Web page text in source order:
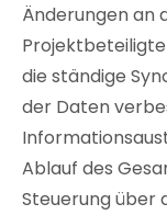
Änderungen an
die ständige
der Daten
Ablauf des
Steuerung über